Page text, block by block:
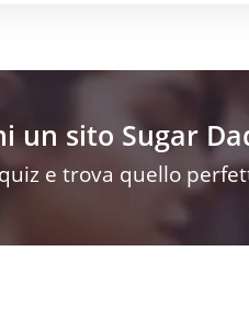
un sito Sugar
e trova quello